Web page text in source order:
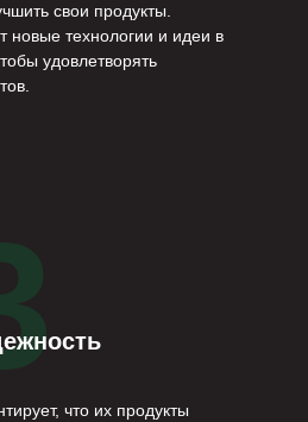
свои продукты.
новые технологии и идеи в
удовлетворять
что их продукты